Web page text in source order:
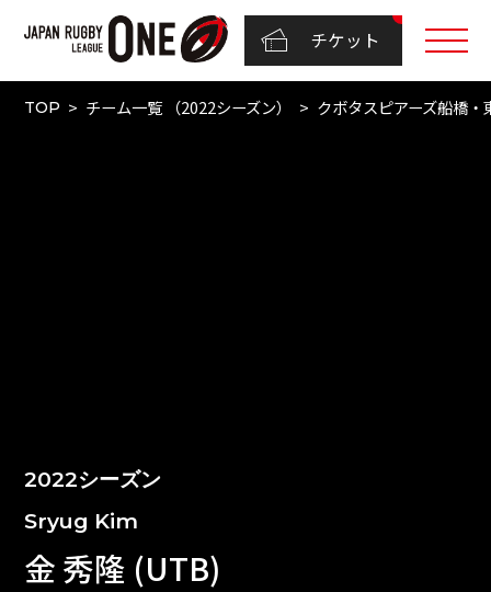
チケット
TOP チーム一覧 （2022シーズン） クボタスピアーズ船橋・
2022シーズン
Sryug Kim
金 秀隆 (UTB)